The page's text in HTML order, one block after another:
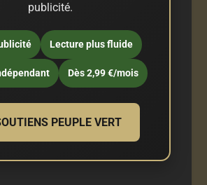
publicité.
Lecture plus fluide
Dès 2,99 €/mois
PEUPLE VERT